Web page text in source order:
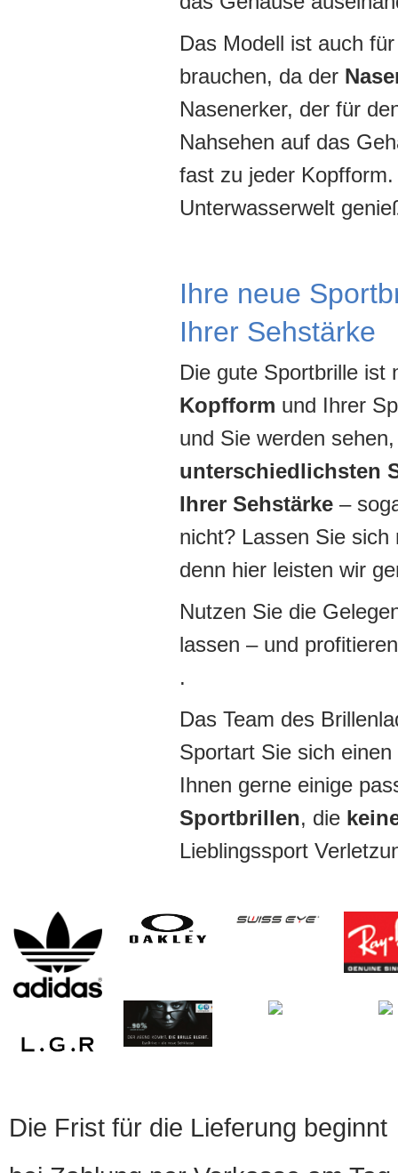
Das Modell ist auch
brauchen, da der
Nasenerker, der für
Nahsehen auf das
fast zu jeder
Unterwasserwelt
Ihre neue
Ihrer Sehstärke
Die gute Sportbrille ist
Kopfform und Ihrer
und Sie werden
unterschiedlichsten
Ihrer Sehstärke –
nicht? Lassen Sie
denn hier leisten wir
Nutzen Sie die
lassen – und
.
Das Team des
Sportart Sie sich
Ihnen gerne einige
Sportbrillen, die
Lieblingssport
Die Frist für die Lieferung beginnt